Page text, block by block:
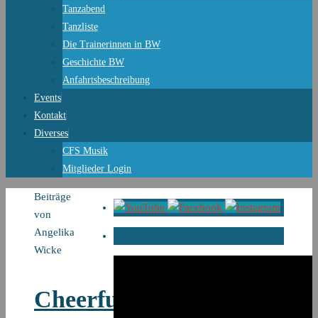
Tanzabend
Tanzliste
Die Trainerinnen in BW
Geschichte BW
Anfahrtsbeschreibung
Events
Kontakt
Diverses
CFS Musik
Mitglieder Login
Start
Beiträge
von
Angelika
Wicke
Cheerful